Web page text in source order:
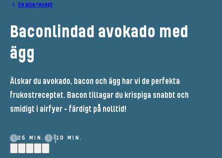
Se alle recept
Baconlindad avokado med
ägg
Älskar du avokado, bacon och ägg har vi de perfekta
frukostreceptet. Bacon tillagar du krispiga snabbt och
smidigt i airfyer - färdigt på nolltid!
25 MIN. 10 MIN.